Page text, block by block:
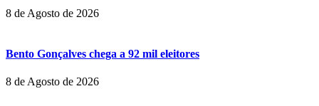
8 de Agosto de 2026
Bento Gonçalves chega a 92 mil eleitores
8 de Agosto de 2026